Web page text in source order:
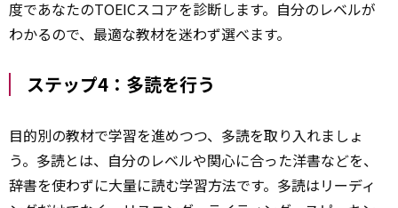
度であなたのTOEICスコアを診断します。自分のレベルが
わかるので、最適な教材を迷わず選べます。
ステップ4：多読を行う
目的別の教材で学習を進めつつ、多読を取り入れましょ
う。多読とは、自分のレベルや関心に合った洋書などを、
辞書を使わずに大量に読む学習方法です。多読はリーディ